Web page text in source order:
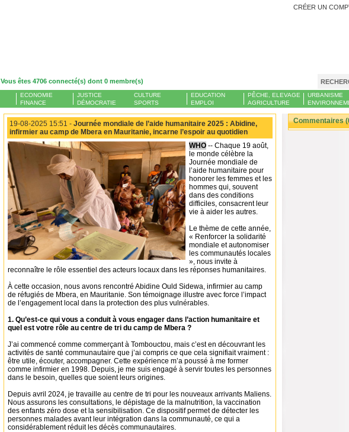
CRÉER UN
Vous êtes 4706 connecté(s) dont 0 membre(s)
ECONOMIE
FINANCE
JUSTICE
DÉMOCRATIE
CULTURE
SPORTS
EDUCATION
EMPLOI
PÊCHE, ELEVAGE
AGRICULTURE
URBANISME
19-08-2025 15:51 - Journée mondiale de l’aide humanitaire 2025 : Abidine,
infirmier au camp de Mbera en Mauritanie, incarne l’espoir au quotidien
WHO -- Chaque 19 août,
le monde célèbre la
Journée mondiale de
l’aide humanitaire pour
honorer les femmes et les
hommes qui, souvent
dans des conditions
difficiles, consacrent leur
vie à aider les autres.
Le thème de cette année,
« Renforcer la solidarité
mondiale et autonomiser
les communautés locales
», nous invite à
reconnaître le rôle essentiel des acteurs locaux dans les réponses humanitaires.
À cette occasion, nous avons rencontré Abidine Ould Sidewa, infirmier au camp
de réfugiés de Mbera, en Mauritanie. Son témoignage illustre avec force l’impact
de l’engagement local dans la protection des plus vulnérables.
1. Qu’est-ce qui vous a conduit à vous engager dans l’action humanitaire et
quel est votre rôle au centre de tri du camp de Mbera ?
J’ai commencé comme commerçant à Tombouctou, mais c’est en découvrant les
activités de santé communautaire que j’ai compris ce que cela signifiait vraiment :
être utile, écouter, accompagner. Cette expérience m’a poussé à me former
comme infirmier en 1998. Depuis, je me suis engagé à servir toutes les personnes
dans le besoin, quelles que soient leurs origines.
Depuis avril 2024, je travaille au centre de tri pour les nouveaux arrivants Maliens.
Nous assurons les consultations, le dépistage de la malnutrition, la vaccination
des enfants zéro dose et la sensibilisation. Ce dispositif permet de détecter les
personnes malades avant leur intégration dans la communauté, ce qui a
considérablement réduit les décès communautaires.
Commentaires